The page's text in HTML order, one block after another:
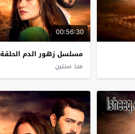
00:56:30
مسلسل زهور الدم الحلقة 391
منذ سنتين